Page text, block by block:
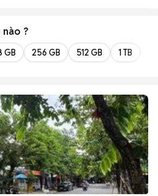
nào ?
GB 256 GB 512 GB 1 TB